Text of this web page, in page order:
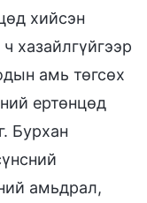
хийсэн
хазайлгүйгээр
амь төгсөх
ертөнцөд
Бурхан
амьдрал,